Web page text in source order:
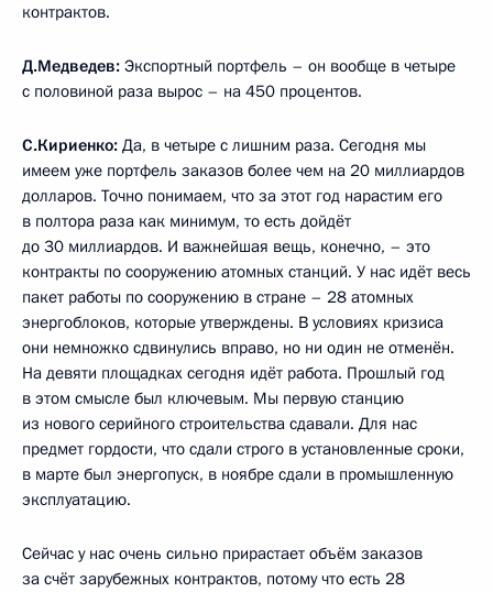
контрактов.
Д.Медведев: Экспортный портфель – он вообще в четыре
с половиной раза вырос – на 450 процентов.
С.Кириенко: Да, в четыре с лишним раза. Сегодня мы
имеем уже портфель заказов более чем на 20 миллиардов
долларов. Точно понимаем, что за этот год нарастим его
в полтора раза как минимум, то есть дойдёт
до 30 миллиардов. И важнейшая вещь, конечно, – это
контракты по сооружению атомных станций. У нас идёт весь
пакет работы по сооружению в стране – 28 атомных
энергоблоков, которые утверждены. В условиях кризиса
они немножко сдвинулись вправо, но ни один не отменён.
На девяти площадках сегодня идёт работа. Прошлый год
в этом смысле был ключевым. Мы первую станцию
из нового серийного строительства сдавали. Для нас
предмет гордости, что сдали строго в установленные сроки,
в марте был энергопуск, в ноябре сдали в промышленную
эксплуатацию.
Сейчас у нас очень сильно прирастает объём заказов
за счёт зарубежных контрактов, потому что есть 28